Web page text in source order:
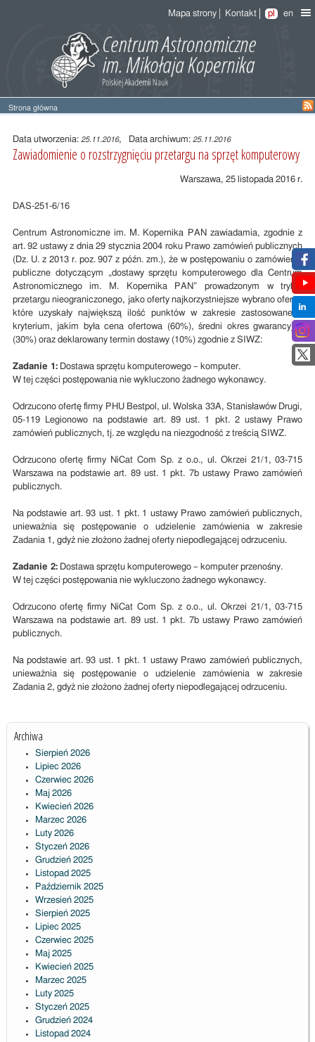
Mapa strony Kontakt pl en
Strona główna
Treść
wpisuData utworzenia: 25.11.2016, Data archiwum: 25.11.2016
Zawiadomienie o rozstrzygnięciu przetargu na sprzęt komputerowy
Warszawa, 25 listopada 2016 r.
DAS-251-6/16
Centrum Astronomiczne im. M. Kopernika PAN zawiadamia, zgodnie z
art. 92 ustawy z dnia 29 stycznia 2004 roku Prawo zamówień publicznych
(Dz. U. z 2013 r. poz. 907 z późn. zm.), że w postępowaniu o zamówienie
publiczne dotyczącym „dostawy sprzętu komputerowego dla Centrum
Astronomicznego im. M. Kopernika PAN” prowadzonym w trybie
przetargu nieograniczonego, jako oferty najkorzystniejsze wybrano oferty,
które uzyskały największą ilość punktów w zakresie zastosowanego
kryterium, jakim była cena ofertowa (60%), średni okres gwarancyjny
(30%) oraz deklarowany termin dostawy (10%) zgodnie z SIWZ:
Zadanie 1:Dostawa sprzętu komputerowego – komputer.
W tej części postępowania nie wykluczono żadnego wykonawcy.
Odrzucono ofertę firmy PHU Bestpol, ul. Wolska 33A, Stanisławów Drugi,
05-119 Legionowo na podstawie art. 89 ust. 1 pkt. 2 ustawy Prawo
zamówień publicznych, tj. ze względu na niezgodność z treścią SIWZ.
Odrzucono ofertę firmy NiCat Com Sp. z o.o., ul. Okrzei 21/1, 03-715
Warszawa na podstawie art. 89 ust. 1 pkt. 7b ustawy Prawo zamówień
publicznych.
Na podstawie art. 93 ust. 1 pkt. 1 ustawy Prawo zamówień publicznych,
unieważnia się postępowanie o udzielenie zamówienia w zakresie
Zadania 1, gdyż nie złożono żadnej oferty niepodlegającej odrzuceniu.
Zadanie 2:Dostawa sprzętu komputerowego – komputer przenośny.
W tej części postępowania nie wykluczono żadnego wykonawcy.
Odrzucono ofertę firmy NiCat Com Sp. z o.o., ul. Okrzei 21/1, 03-715
Warszawa na podstawie art. 89 ust. 1 pkt. 7b ustawy Prawo zamówień
publicznych.
Na podstawie art. 93 ust. 1 pkt. 1 ustawy Prawo zamówień publicznych,
unieważnia się postępowanie o udzielenie zamówienia w zakresie
Zadania 2, gdyż nie złożono żadnej oferty niepodlegającej odrzuceniu.
Archiwa
Sierpień 2026
Lipiec 2026
Czerwiec 2026
Maj 2026
Kwiecień 2026
Marzec 2026
Luty 2026
Styczeń 2026
Grudzień 2025
Listopad 2025
Październik 2025
Wrzesień 2025
Sierpień 2025
Lipiec 2025
Czerwiec 2025
Maj 2025
Kwiecień 2025
Marzec 2025
Luty 2025
Styczeń 2025
Grudzień 2024
Listopad 2024